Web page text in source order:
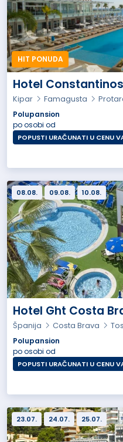
HIT PONUDA
Hotel
Kipar Famagusta
Polupansion
po osobi od
POPUSTI URAČUNATI U CENU
08.08. 09.08. 10.08.
Hotel Ght Costa
Španija Costa Brava
Polupansion
po osobi od
POPUSTI URAČUNATI U CENU
23.07. 24.07. 25.07.